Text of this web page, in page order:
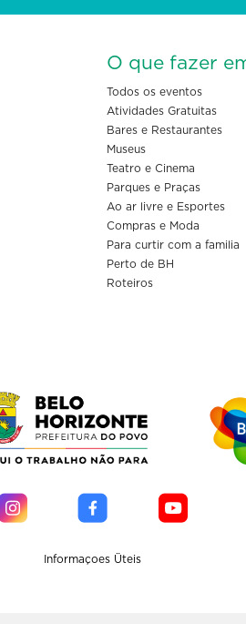
O que fazer
Todos os eventos
Atividades Gratuitas
Bares e Restaurantes
Museus
Teatro e Cinema
Parques e Praças
Ao ar livre e Esportes
Compras e Moda
Para curtir com a familia
Perto de BH
Roteiros
Informaçoes Üteis